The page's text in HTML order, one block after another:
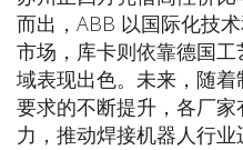
而出，ABB 以国际化技
市场，库卡则依靠德国
域表现出色。未来，随
要求的不断提升，各厂
力，推动焊接机器人行业